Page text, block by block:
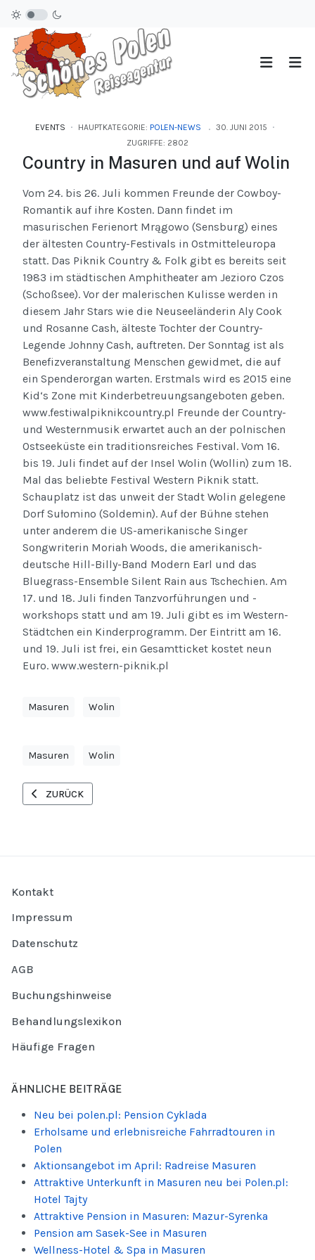
EVENTS HAUPTKATEGORIE: POLEN-NEWS
30. JUNI 2015
ZUGRIFFE: 2802
Country in Masuren und auf Wolin
Vom 24. bis 26. Juli kommen Freunde der Cowboy-
Romantik auf ihre Kosten. Dann findet im
masurischen Ferienort Mrągowo (Sensburg) eines
der ältesten Country-Festivals in Ostmitteleuropa
statt. Das Piknik Country & Folk gibt es bereits seit
1983 im städtischen Amphitheater am Jezioro Czos
(Schoßsee). Vor der malerischen Kulisse werden in
diesem Jahr Stars wie die Neuseeländerin Aly Cook
und Rosanne Cash, älteste Tochter der Country-
Legende Johnny Cash, auftreten. Der Sonntag ist als
Benefizveranstaltung Menschen gewidmet, die auf
ein Spenderorgan warten. Erstmals wird es 2015 eine
Kid‘s Zone mit Kinderbetreuungsangeboten geben.
www.festiwalpiknikcountry.pl Freunde der Country-
und Westernmusik erwartet auch an der polnischen
Ostseeküste ein traditionsreiches Festival. Vom 16.
bis 19. Juli findet auf der Insel Wolin (Wollin) zum 18.
Mal das beliebte Festival Western Piknik statt.
Schauplatz ist das unweit der Stadt Wolin gelegene
Dorf Sułomino (Soldemin). Auf der Bühne stehen
unter anderem die US-amerikanische Singer
Songwriterin Moriah Woods, die amerikanisch-
deutsche Hill-Billy-Band Modern Earl und das
Bluegrass-Ensemble Silent Rain aus Tschechien. Am
17. und 18. Juli finden Tanzvorführungen und -
workshops statt und am 19. Juli gibt es im Western-
Städtchen ein Kinderprogramm. Der Eintritt am 16.
und 19. Juli ist frei, ein Gesamtticket kostet neun
Euro. www.western-piknik.pl
Masuren Wolin
Masuren Wolin
VORHERIGER BEITRAG: COUNTRY FESTIVAL AUF DER INSEL
ZURÜCK
Kontakt
Impressum
Datenschutz
AGB
Buchungshinweise
Behandlungslexikon
Häufige Fragen
ÄHNLICHE BEITRÄGE
Neu bei polen.pl: Pension Cyklada
Erholsame und erlebnisreiche Fahrradtouren in
Polen
Aktionsangebot im April: Radreise Masuren
Attraktive Unterkunft in Masuren neu bei Polen.pl:
Hotel Tajty
Attraktive Pension in Masuren: Mazur-Syrenka
Pension am Sasek-See in Masuren
Wellness-Hotel & Spa in Masuren